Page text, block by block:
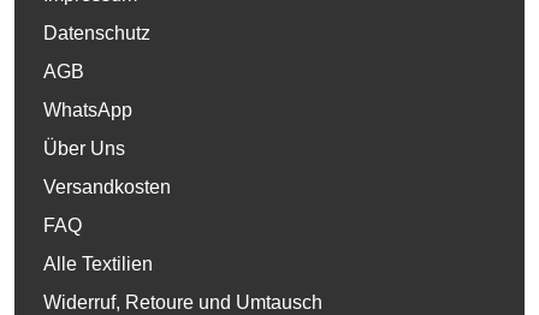
Datenschutz
AGB
WhatsApp
Über Uns
Versandkosten
FAQ
Alle Textilien
Widerruf, Retoure und Umtausch